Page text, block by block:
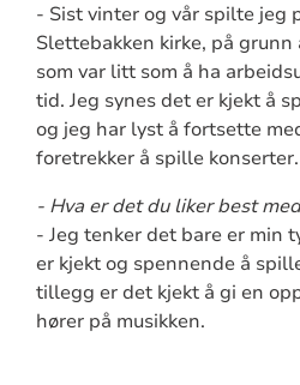
- Sist vinter og vår spilte jeg
Slettebakken kirke, på grunn
som var litt som å ha
tid. Jeg synes det er kjekt å
og jeg har lyst å fortsette
foretrekker å spille konserter.
- Hva er det du liker best
- Jeg tenker det bare er min
er kjekt og spennende å
tillegg er det kjekt å gi en
hører på musikken.